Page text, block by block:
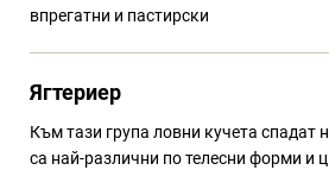
впрегатни и пастирски
Ягтериер
Към тази група ловни кучета спадат
са най-различни по телесни форми и